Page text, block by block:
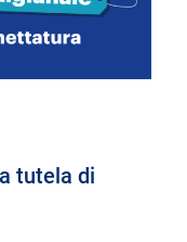
tutela di